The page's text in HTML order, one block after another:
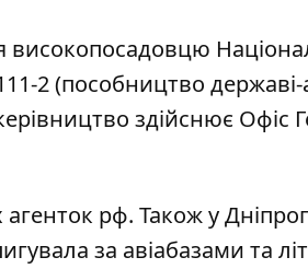
високопосадовцю
2 (пособництво державі-
здійснює Офіс
агенток рф. Такожу
за авіабазами та